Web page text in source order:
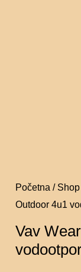
Početna / Shop
Outdoor 4u1
Vav